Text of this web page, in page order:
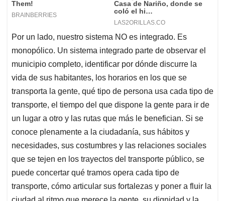
Por un lado, nuestro sistema NO es integrado. Es
monopólico. Un sistema integrado parte de observar el
municipio completo, identificar por dónde discurre la
vida de sus habitantes, los horarios en los que se
transporta la gente, qué tipo de persona usa cada tipo de
transporte, el tiempo del que dispone la gente para ir de
un lugar a otro y las rutas que más le benefician. Si se
conoce plenamente a la ciudadanía, sus hábitos y
necesidades, sus costumbres y las relaciones sociales
que se tejen en los trayectos del transporte público, se
puede concertar qué tramos opera cada tipo de
transporte, cómo articular sus fortalezas y poner a fluir la